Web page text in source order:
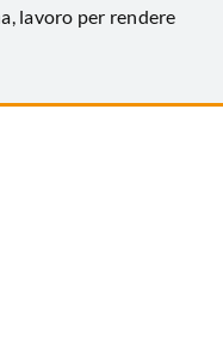
lavoro per rendere